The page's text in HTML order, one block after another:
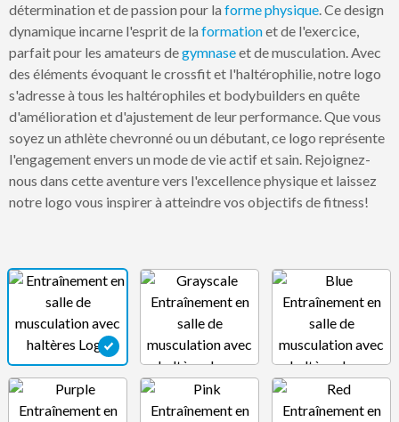
détermination et de passion pour la forme physique. Ce design
dynamique incarne l'esprit de la formationet de l'exercice,
parfait pour les amateurs degymnaseet de musculation. Avec
des éléments évoquant le crossfit et l'haltérophilie, notre logo
s'adresse à tous les haltérophiles et bodybuilders en quête
d'amélioration et d'ajustement de leur performance. Que vous
soyez un athlète chevronné ou un débutant, ce logo représente
l'engagement envers un mode de vie actif et sain. Rejoignez-
nous dans cette aventure vers l'excellence physique et laissez
notre logo vous inspirer à atteindre vos objectifs de fitness!